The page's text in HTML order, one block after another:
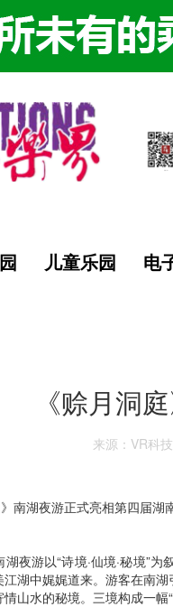
儿童乐园 电
《赊月洞
来源：VR科技
南湖夜游正式亮相第四届湖
夜游以“诗境·仙境·秘境”
江湖中娓娓道来。游客在南
山水的秘境。三境构成一